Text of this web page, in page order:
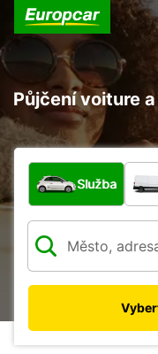
Půjčení voiture
Jaký typ vozidla?
Služba